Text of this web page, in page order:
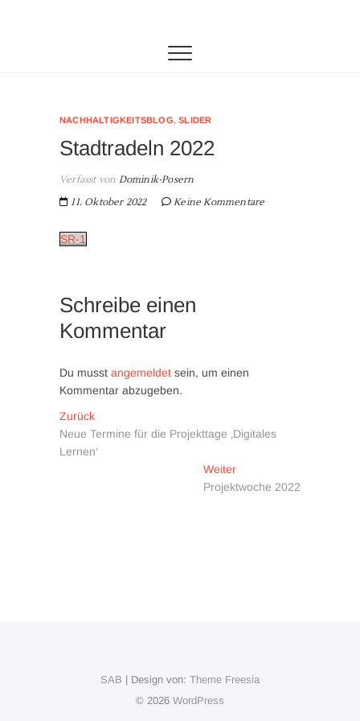
NACHHALTIGKEITSBLOG,SLIDER
Stadtradeln 2022
Verfasst von Dominik-Posern
11. Oktober 2022
Keine Kommentare
SR-1
Schreibe einen
Kommentar
Du musst angemeldet sein, um einen
Kommentar abzugeben.
Beitragsnavigation
ZurückVorheriger
Beitrag:
Neue Termine für die Projekttage ‚Digitales
Lernen‘
WeiterNächster
Beitrag:
Projektwoche 2022
SAB | Design von: Theme Freesia
© 2026 WordPress